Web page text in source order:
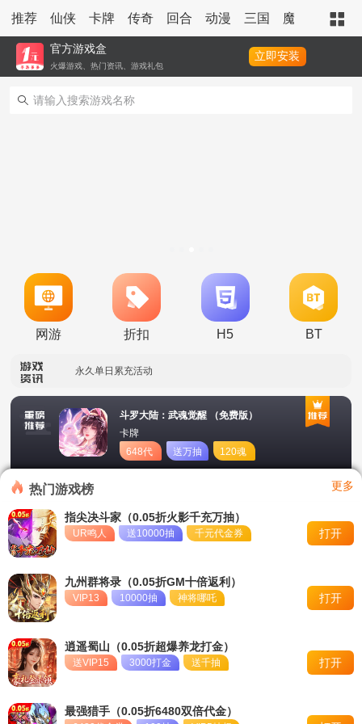
推荐 仙侠 卡牌 传奇 回合 动漫 三国 魔幻 策略
官方游戏盒
火爆游戏、热门资讯、游戏礼包
立即安装
网游 折扣 H5 BT
永久单日累充活动
转游活动
新区首日开服豪礼
单日大额福利
转游活动
斗罗大陆：武魂觉醒 （免费版）
卡牌
648代
币
送万抽
120魂
币
热门游戏榜 更多
指尖决斗家（0.05折火影千充万抽）
UR鸣人 送10000抽 千元代金券 打开
九州群将录（0.05折GM十倍返利）
VIP13 10000抽 神将哪吒 打开
逍遥蜀山（0.05折超爆养龙打金）
送VIP15 3000打金 送千抽 打开
最强猎手（0.05折6480双倍代金）